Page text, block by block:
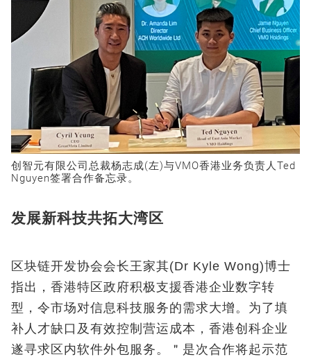
创智元有限公司总裁杨志成(左)与VMO香港业务负责人Ted
Nguyen签署合作备忘录。
发展新科技共拓大湾区
区块链开发协会会长王家其(Dr Kyle Wong)博士
指出，香港特区政府积极支援香港企业数字转
型，令市场对信息科技服务的需求大增。为了填
补人才缺口及有效控制营运成本，香港创科企业
遂寻求区内软件外包服务。＂是次合作将起示范